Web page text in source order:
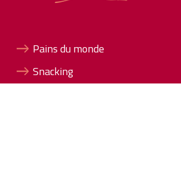
Pains du monde
Snacking